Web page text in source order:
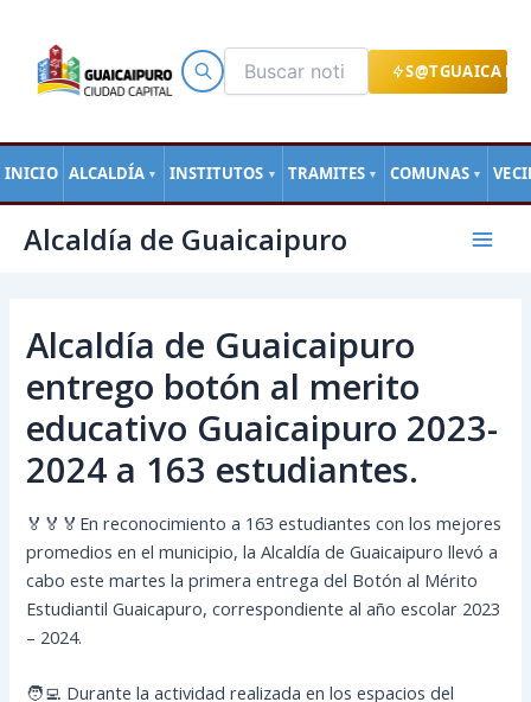
S@TGUAICA
INICIO ALCALDÍA ▼ INSTITUTOS ▼ TRAMITES ▼ COMUNAS ▼
contenido
Alcaldía de Guaicaipuro
Main
Alcaldía de Guaicaipuro
entrego botón al merito
educativo Guaicaipuro 2023-
2024 a 163 estudiantes.
🏅🏅🏅En reconocimiento a 163 estudiantes con los mejores
promedios en el municipio, la Alcaldía de Guaicaipuro llevó a
cabo este martes la primera entrega del Botón al Mérito
Estudiantil Guaicapuro, correspondiente al año escolar 2023
– 2024.
🧑‍💻 Durante la actividad realizada en los espacios del
de